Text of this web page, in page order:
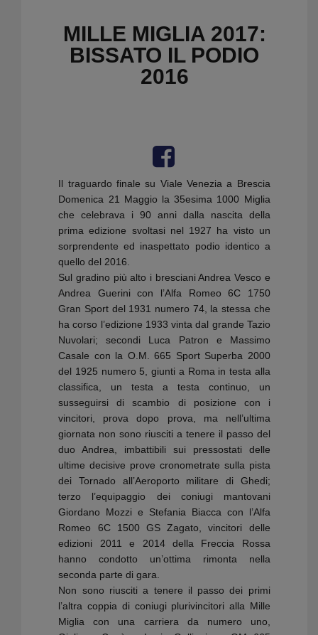
MILLE MIGLIA 2017:
BISSATO IL PODIO
2016
Il traguardo finale su Viale Venezia a Brescia
Domenica 21 Maggio la 35esima 1000 Miglia
che celebrava i 90 anni dalla nascita della
prima edizione svoltasi nel 1927 ha visto un
sorprendente ed inaspettato podio identico a
quello del 2016.
Sul gradino più alto i bresciani Andrea Vesco e
Andrea Guerini con l’Alfa Romeo 6C 1750
Gran Sport del 1931 numero 74, la stessa che
ha corso l’edizione 1933 vinta dal grande Tazio
Nuvolari; secondi Luca Patron e Massimo
Casale con la O.M. 665 Sport Superba 2000
del 1925 numero 5, giunti a Roma in testa alla
classifica, un testa a testa continuo, un
susseguirsi di scambio di posizione con i
vincitori, prova dopo prova, ma nell’ultima
giornata non sono riusciti a tenere il passo del
duo Andrea, imbattibili sui pressostati delle
ultime decisive prove cronometrate sulla pista
dei Tornado all’Aeroporto militare di Ghedi;
terzo l’equipaggio dei coniugi mantovani
Giordano Mozzi e Stefania Biacca con l’Alfa
Romeo 6C 1500 GS Zagato, vincitori delle
edizioni 2011 e 2014 della Freccia Rossa
hanno condotto un’ottima rimonta nella
seconda parte di gara.
Non sono riusciti a tenere il passo dei primi
l’altra coppia di coniugi plurivincitori alla Mille
Miglia con una carriera da numero uno,